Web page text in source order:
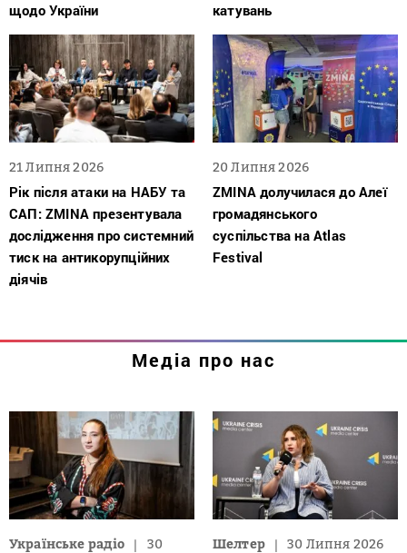
щодо України
катувань
21 Липня 2026
Рік після атаки на НАБУ та
САП: ZMINA презентувала
дослідження про системний
тиск на антикорупційних
діячів
20 Липня 2026
ZMINA долучилася до Алеї
громадянського
суспільства на Atlas
Festival
Медіа про нас
Українське радіо
30
Шелтер 30 Липня 2026